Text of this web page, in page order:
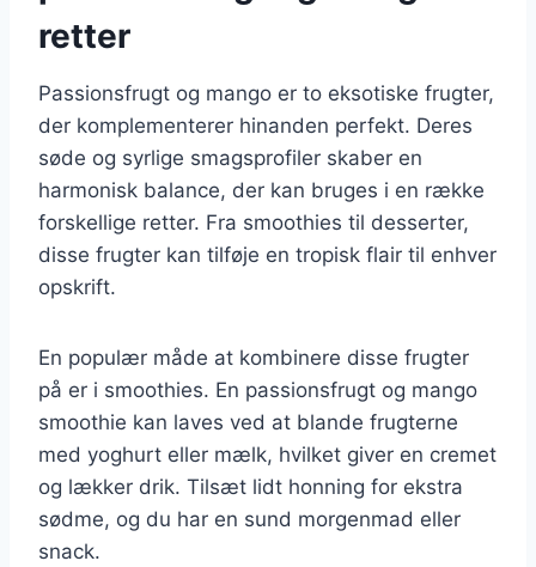
retter
Passionsfrugt og mango er to eksotiske frugter,
der komplementerer hinanden perfekt. Deres
søde og syrlige smagsprofiler skaber en
harmonisk balance, der kan bruges i en række
forskellige retter. Fra smoothies til desserter,
disse frugter kan tilføje en tropisk flair til enhver
opskrift.
En populær måde at kombinere disse frugter
på er i smoothies. En passionsfrugt og mango
smoothie kan laves ved at blande frugterne
med yoghurt eller mælk, hvilket giver en cremet
og lækker drik. Tilsæt lidt honning for ekstra
sødme, og du har en sund morgenmad eller
snack.